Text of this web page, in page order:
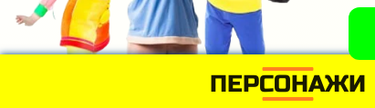
ПЕРСОНАЖИ